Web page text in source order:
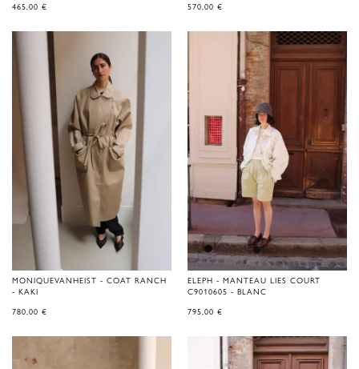
465,00 €
570,00 €
MONIQUEVANHEIST - COAT RANCH
- KAKI
780,00 €
ELEPH - MANTEAU LIES COURT
C9010605 - BLANC
795,00 €